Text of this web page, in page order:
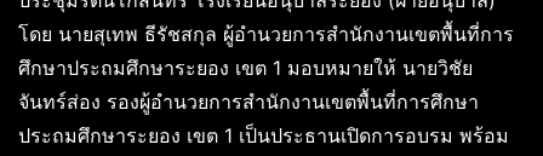
โดย นายสุเทพ ธีรัชสกุล ผู้อำนวยการสำนักงานเขตพื้นที่การ
ศึกษาประถมศึกษาระยอง เขต 1 มอบหมายให้ นายวิชัย
จันทร์ส่อง รองผู้อำนวยการสำนักงานเขตพื้นที่การศึกษา
ประถมศึกษาระยอง เขต 1 เป็นประธานเปิดการอบรม พร้อม